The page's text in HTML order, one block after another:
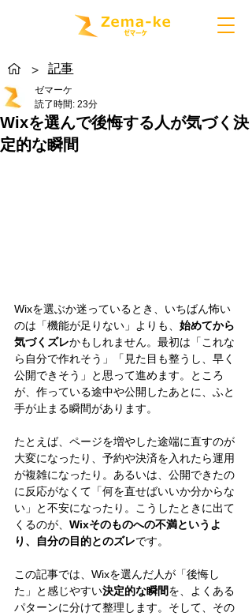
> 記事
Wixを選んで後悔する人が気づく決
定的な瞬間
ゼマーケ
読了時間: 23分
Wixを選ぶか迷っているとき、いちばん怖い
のは「機能が足りない」よりも、 始めてから
気づくズレかもしれません。最初は「これな
ら自分で作れそう」「見た目も整うし、早く
公開できそう」と思って進めます。ところ
が、作っている途中や公開したあとに、ふと
手が止まる瞬間があります。
たとえば、ページを増やした途端に直すのが
大変になったり、予約や決済を入れたら運用
が複雑になったり。あるいは、公開できたの
に反応がなくて「何を直せばいいか分からな
い」と不安になったり。こうしたときに出て
くるのが、 Wixそのものへの不満というよ
り、自分の目的とのズレです。
この記事では、Wixを選んだ人が「後悔し
た」と感じやすい決定的な瞬間を、よくある
パターンに分けて整理します。そして、その